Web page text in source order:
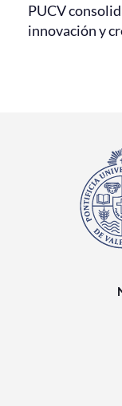
PUCV
innovación y